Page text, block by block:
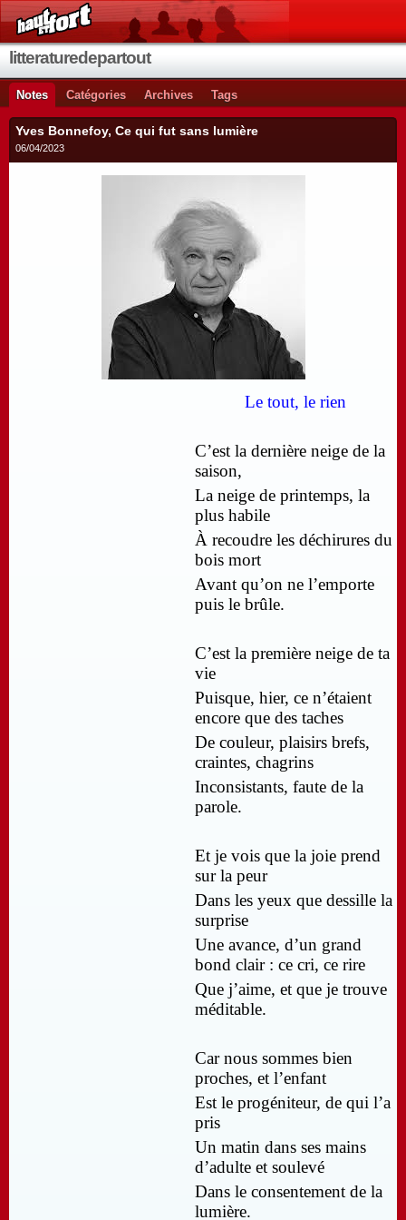
litteraturedepartout
Notes Catégories Archives Tags
Yves Bonnefoy, Ce qui fut sans lumière
06/04/2023
Le tout, le rien
C’est la dernière neige de la
saison,
La neige de printemps, la
plus habile
À recoudre les déchirures du
bois mort
Avant qu’on ne l’emporte
puis le brûle.
C’est la première neige de ta
vie
Puisque, hier, ce n’étaient
encore que des taches
De couleur, plaisirs brefs,
craintes, chagrins
Inconsistants, faute de la
parole.
Et je vois que la joie prend
sur la peur
Dans les yeux que dessille la
surprise
Une avance, d’un grand
bond clair : ce cri, ce rire
Que j’aime, et que je trouve
méditable.
Car nous sommes bien
proches, et l’enfant
Est le progéniteur, de qui l’a
pris
Un matin dans ses mains
d’adulte et soulevé
Dans le consentement de la
lumière.